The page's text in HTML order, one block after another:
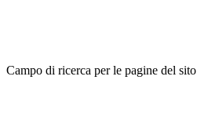
Campo di ricerca per le pagine del sito